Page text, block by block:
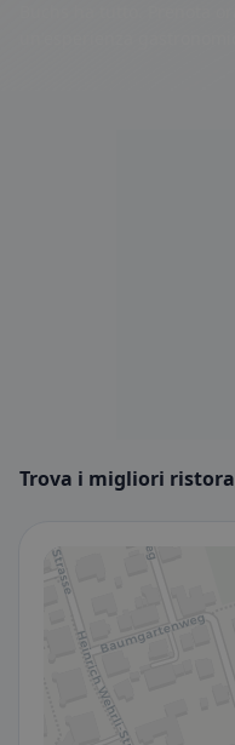
Trova i migliori